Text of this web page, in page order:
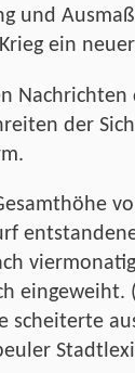
und
ein
der
eingeweiht.
scheiterte